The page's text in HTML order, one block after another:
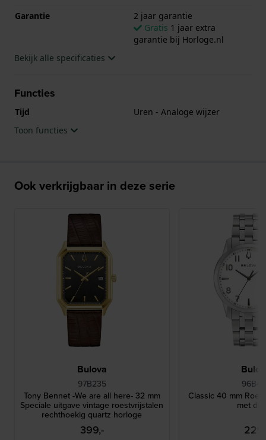
Garantie
2 jaar garantie
Gratis 1 jaar extra
garantie bij Horloge.nl
Bekijk alle specificaties
Functies
Tijd
Uren - Analoge wijzer
Toon functies
Ook verkrijgbaar in deze serie
Bulova
97B235
Tony Bennet -We are all here- 32 mm
Speciale uitgave vintage roestvrijstalen
rechthoekig quartz horloge
399,-
Classic 40 mm
met